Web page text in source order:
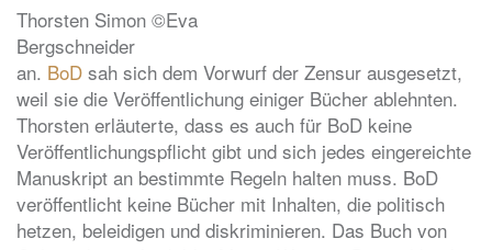
Thorsten Simon ©Eva
Bergschneider
an. BoD sah sich dem Vorwurf der Zensur ausgesetzt,
weil sie die Veröffentlichung einiger Bücher ablehnten.
Thorsten erläuterte, dass es auch für BoD keine
Veröffentlichungspflicht gibt und sich jedes eingereichte
Manuskript an bestimmte Regeln halten muss. BoD
veröffentlicht keine Bücher mit Inhalten, die politisch
hetzen, beleidigen und diskriminieren. Das Buch von